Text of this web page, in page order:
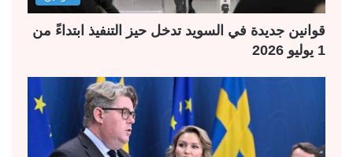
قوانين جديدة في السويد تدخل حيز التنفيذ ابتداءً من
1 يوليو 2026